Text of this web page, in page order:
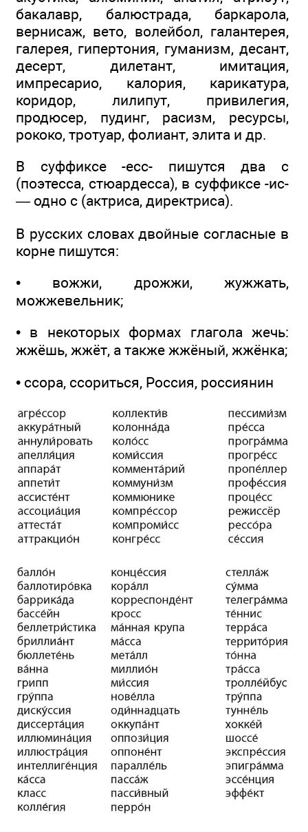
бакалавр, балюстрада, баркарола,
вернисаж, вето, волейбол, галантерея,
галерея, гипертония, гуманизм, десант,
десерт, дилетант, имитация,
импресарио, калория, карикатура,
коридор, лилипут, привилегия,
продюсер, пудинг, расизм, ресурсы,
рококо, тротуар, фолиант, элита и др.
В суффиксе -есс- пишутся два с
(поэтесса, стюардесса), в суффиксе -ис-
— одно с (актриса, директриса).
В русских словах двойные согласные в
корне пишутся:
• вожжи, дрожжи, жужжать,
можжевельник;
• в некоторых формах глагола жечь:
жжёшь, жжёт, а также жжёный, жжёнка;
• ссора, ссориться, Россия, россиянин